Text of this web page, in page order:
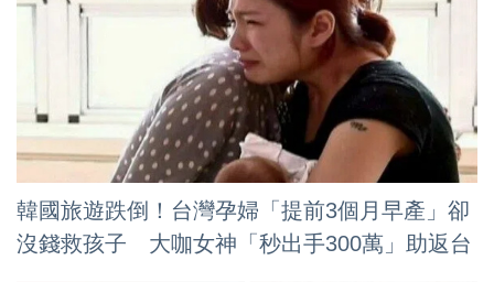
韓國旅遊跌倒！台灣孕婦「提前3個月早產」卻
沒錢救孩子 大咖女神「秒出手300萬」助返台